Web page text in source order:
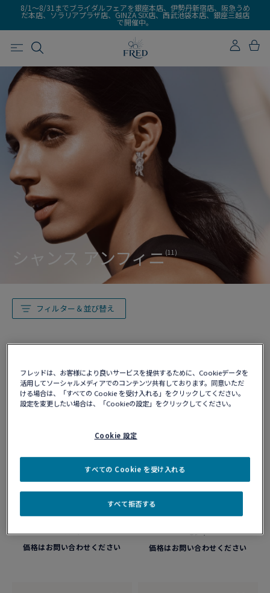
8/1～8/31までブライダルフェアを銀座本店、伊勢丹新宿店、阪急うめ
だ本店、ソラリアプラザ店、GINZA SIX店、西武池袋本店、銀座三越店
で開催中。
シャンス アンフィニ(11)
フィルター＆並び替え
シャンス アンフィニ ネックレス
モンド
価格はお問い合わせください
シャンス アンフィニ リング
モンド
価格はお問い合わせください
フレッドは、お客様により良いサービスを提供するために、Cookieデータを
活用してソーシャルメディアでのコンテンツ共有しております。同意いただ
ける場合は、「すべての Cookie を受け入れる」をクリックしてください。
設定を変更したい場合は、「Cookieの設定」をクリックしてください。
Cookie 設定
すべて拒否する
すべての Cookie を受け入れる